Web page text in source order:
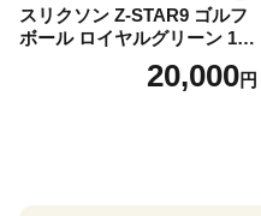
スリクソン Z-STAR9 ゴルフ
ボール ロイヤルグリーン 1ダ
ース 12球 兵庫県丹波市 ふる
20,000円